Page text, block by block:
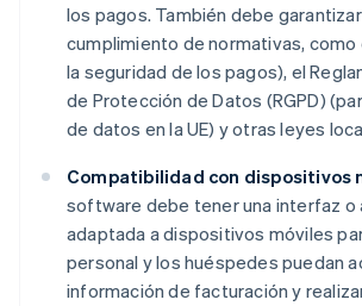
los pagos. También debe
cumplimiento de normativas, como
la seguridad de los pagos), el
de Protección de Datos (RGPD)
de datos en la UE) y otras leyes
Compatibilidad con dispositivos
software debe tener una interfaz o
adaptada a dispositivos móviles
personal y los huéspedes puedan
información de facturación y